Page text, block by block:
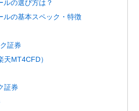
ルの選び方は？
ルの基本スペック・特徴
証券
天MT4CFD）
証券